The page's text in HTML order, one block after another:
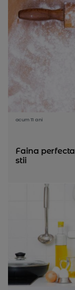
acum 11 ani
Faina
stii